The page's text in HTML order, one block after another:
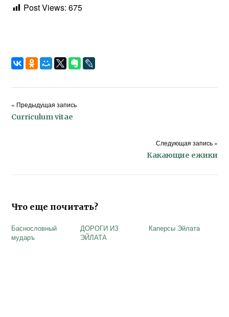
Post Views: 675
« Предыдущая запись
Curriculum vitae
Следующая запись »
Какающие ежики
Что еще почитать?
Баснословный
мударъ
ДОРОГИ ИЗ
ЭЙЛАТА
Каперсы Эйлата